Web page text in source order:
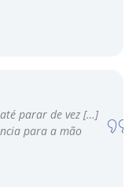
parar de vez […]
para a mão